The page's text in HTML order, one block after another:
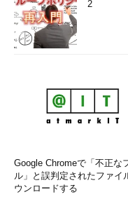
上記のような特徴から、
密鍵で暗号化するという
2
Google Chromeで「不正な
ル」と誤判定されたファイ
ウンロードする